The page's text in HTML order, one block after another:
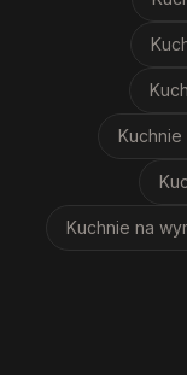
Kuchnie
Kuchnie na